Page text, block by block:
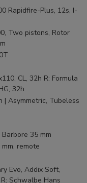
Rapidfire-Plus, 12s, I-
Two pistons, Rotor
CL, 32h R: Formula
32h
| Asymmetric, Tubeless
35 mm
remote
Evo, Addix Soft,
Schwalbe Hans